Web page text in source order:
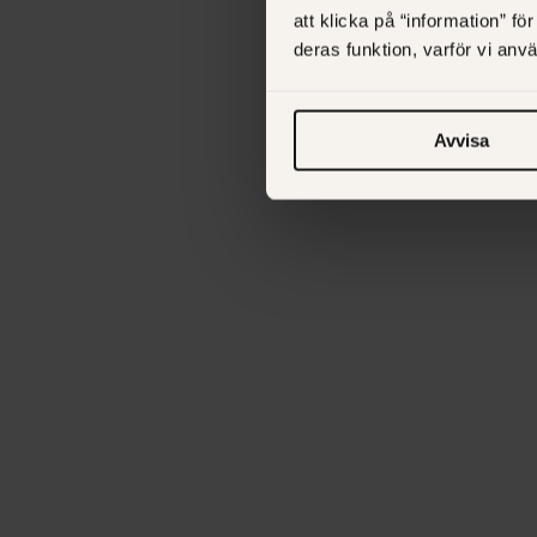
att klicka på “information”
deras funktion, varför vi
Avvisa